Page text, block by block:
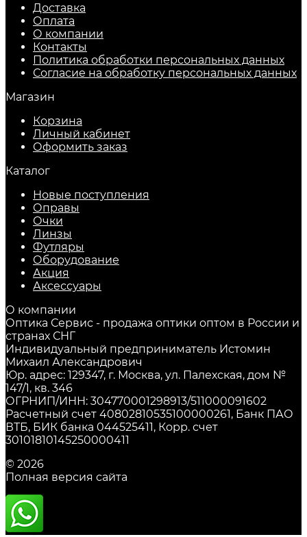
Доставка
Оплата
О компании
Контакты
Политика обработки персональных данных
Согласие на обработку персональных данных
Магазин
Корзина
Личный кабинет
Оформить заказ
Каталог
Новые поступления
Оправы
Очки
Линзы
Футляры
Оборудование
Акция
Аксессуары
О компании
Оптика Сервис - продажа оптики оптом в России и
странах СНГ
Индивидуальный предприниматель Истомин
Михаил Александрович
Юр. адрес: 129347, г. Москва, ул. Палехская, дом №
147/1, кв. 346
ОГРНИП/ИНН: 304770001298913/511000091602
Расчетный счет 40802810535100000261, Банк ПАО
ВТБ, БИК банка 044525411, Корр. счет
30101810145250000411
© 2026
Полная версия сайта